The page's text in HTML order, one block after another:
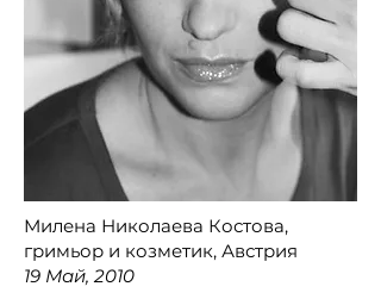
Милена Николаева Костова,
гримьор и козметик, Австрия
19 Май, 2010